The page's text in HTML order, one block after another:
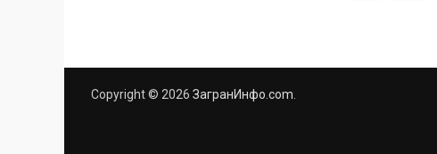
Copyright © 2026 ЗагранИнфо.com